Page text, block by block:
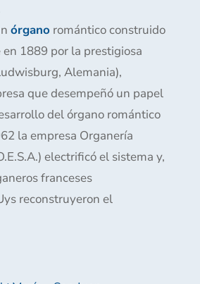
órgano romántico construido
1889 por la prestigiosa
Alemania),
que desempeñó un papel
del órgano romántico
la empresa Organería
electrificó el sistema y,
franceses
reconstruyeron el